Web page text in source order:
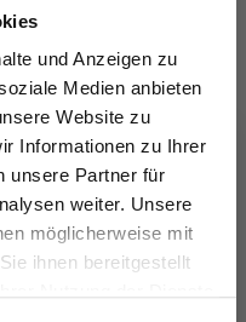
und Anzeigen zu
Medien anbieten
Website zu
Informationen zu Ihrer
unsere Partner für
weiter. Unsere
möglicherweise mit
ihnen bereitgestellt
In den Warenkorb
AUF